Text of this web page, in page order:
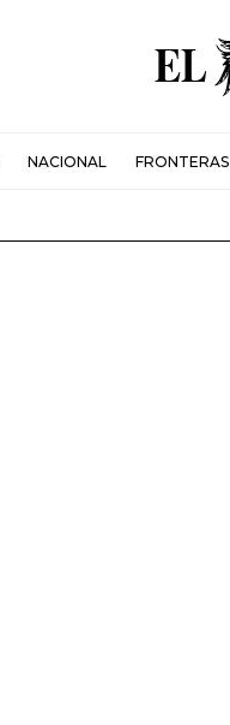
NACIONAL FRONTERAS